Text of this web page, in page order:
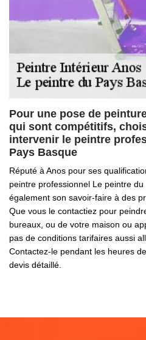
Pour une pose de
qui sont compétitifs,
intervenir le peintre
Pays Basque
Réputé à Anos pour ses
peintre professionnel Le peintre
également son savoir-faire à des
Que vous le contactiez pour
bureaux, ou de votre maison ou
pas de conditions tarifaires aussi
Contactez-le pendant les heures
devis détaillé.